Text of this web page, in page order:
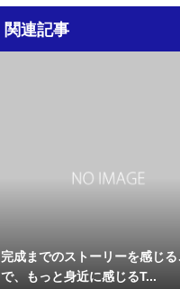
関連記事
完成までのストーリーを感じる
で、もっと身近に感じるT...